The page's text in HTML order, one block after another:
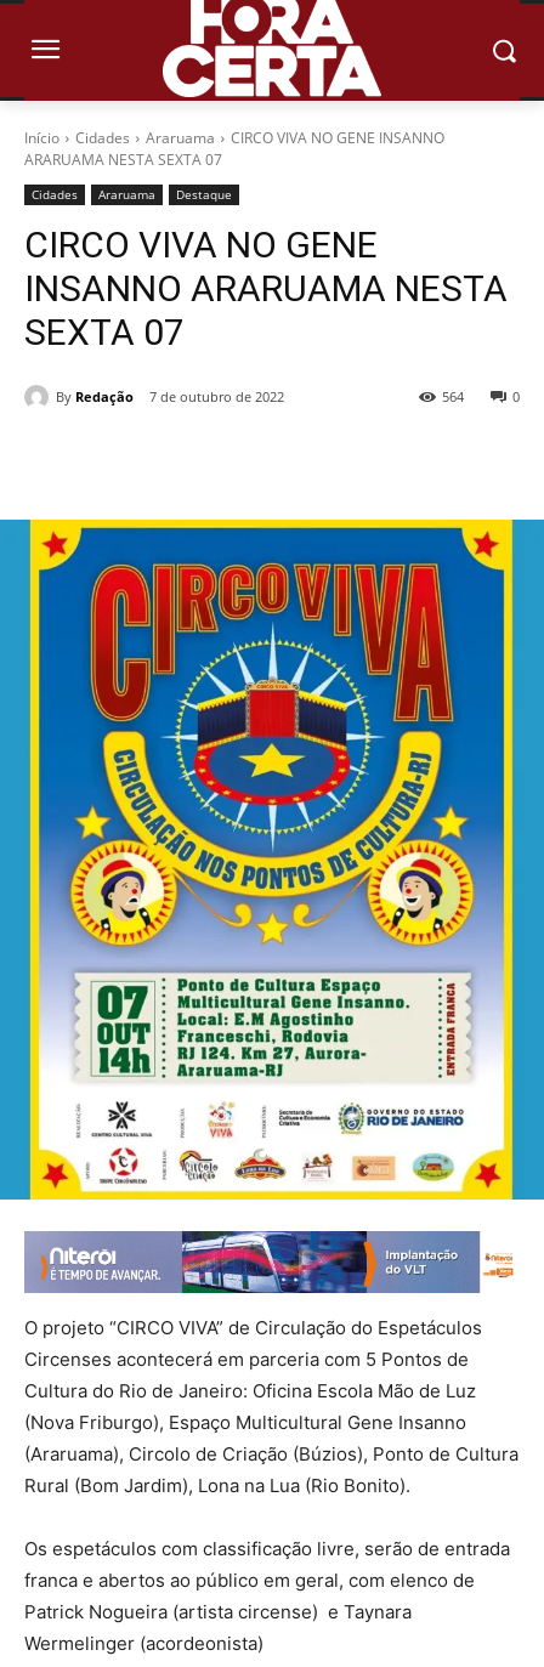
Início Cidades Araruama
CIRCO VIVA NO GENE INSANNO
ARARUAMA NESTA SEXTA 07
Cidades Araruama Destaque
CIRCO VIVA NO GENE
INSANNO ARARUAMA NESTA
SEXTA 07
By Redação 7 de outubro de 2022 0
564
O projeto “CIRCO VIVA” de Circulação do Espetáculos
Circenses acontecerá em parceria com 5 Pontos de
Cultura do Rio de Janeiro: Oficina Escola Mão de Luz
(Nova Friburgo), Espaço Multicultural Gene Insanno
(Araruama), Circolo de Criação (Búzios), Ponto de Cultura
Rural (Bom Jardim), Lona na Lua (Rio Bonito).
Os espetáculos com classificação livre, serão de entrada
franca e abertos ao público em geral, com elenco de
Patrick Nogueira (artista circense) e Taynara
Wermelinger (acordeonista)